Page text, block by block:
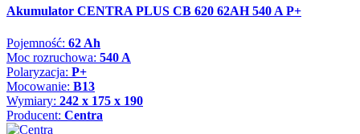
Akumulator CENTRA PLUS CB 620 62AH 540 A P+
Pojemność: 62 Ah
Moc rozruchowa: 540 A
Polaryzacja: P+
Mocowanie: B13
Wymiary: 242 x 175 x 190
Producent: Centra